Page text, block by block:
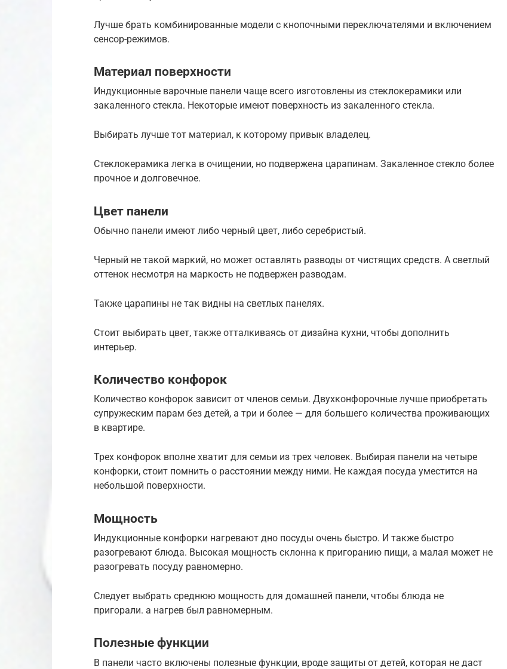
Лучше брать комбинированные модели с кнопочными переключателями и включением
сенсор-режимов.
Материал поверхности
Индукционные варочные панели чаще всего изготовлены из стеклокерамики или
закаленного стекла. Некоторые имеют поверхность из закаленного стекла.
Выбирать лучше тот материал, к которому привык владелец.
Стеклокерамика легка в очищении, но подвержена царапинам. Закаленное стекло более
прочное и долговечное.
Цвет панели
Обычно панели имеют либо черный цвет, либо серебристый.
Черный не такой маркий, но может оставлять разводы от чистящих средств. А светлый
оттенок несмотря на маркость не подвержен разводам.
Также царапины не так видны на светлых панелях.
Стоит выбирать цвет, также отталкиваясь от дизайна кухни, чтобы дополнить
интерьер.
Количество конфорок
Количество конфорок зависит от членов семьи. Двухконфорочные лучше приобретать
супружеским парам без детей, а три и более — для большего количества проживающих
в квартире.
Трех конфорок вполне хватит для семьи из трех человек. Выбирая панели на четыре
конфорки, стоит помнить о расстоянии между ними. Не каждая посуда уместится на
небольшой поверхности.
Мощность
Индукционные конфорки нагревают дно посуды очень быстро. И также быстро
разогревают блюда. Высокая мощность склонна к пригоранию пищи, а малая может не
разогревать посуду равномерно.
Следует выбрать среднюю мощность для домашней панели, чтобы блюда не
пригорали. а нагрев был равномерным.
Полезные функции
В панели часто включены полезные функции, вроде защиты от детей, которая не даст